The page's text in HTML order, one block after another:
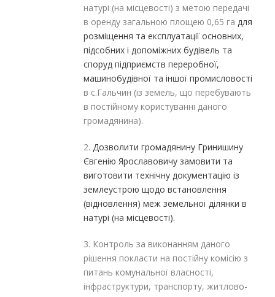
натурі (на місцевості) з метою передачі
в оренду загальною площею 0,65 га для
розміщення та експлуатації основних,
підсобних і допоміжних будівель та
споруд підприємств переробної,
машинобудівної та іншої промисловості
в с.Гальчин (із земель, що перебувають
в постійному користуванні даного
громадянина).
2. Дозволити громадянину Гринишину
Євгенію Ярославовичу замовити та
виготовити технічну документацію із
землеустрою щодо встановлення
(відновлення) меж земельної ділянки в
натурі (на місцевості).
3. Контроль за виконанням даного
рішення покласти на постійну комісію з
питань комунальної власності,
інфраструктури, транспорту, житлово-